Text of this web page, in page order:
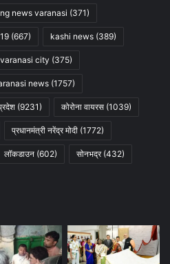
news varanasi (371)
(667) kashi news (389)
city (375)
news (1757)
(9231) कोरोना वायरस (1039)
प्रधानमंत्री नरेंद्र मोदी (1772)
लॉकडाउन (602) सोनभद्र(432)